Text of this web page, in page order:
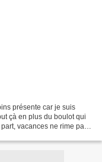
présente car je suis
çà en plus du boulot qui
vacances ne rime pas